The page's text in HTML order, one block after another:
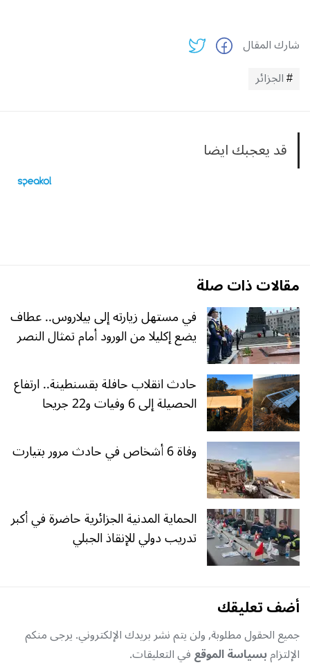
شارك المقال
الجزائر
قد يعجبك ايضا
مقالات ذات صلة
في مستهل زيارته إلى بيلاروس.. عطاف
يضع إكليلا من الورود أمام تمثال النصر
حادث انقلاب حافلة بقسنطينة.. ارتفاع
الحصيلة إلى 6 وفيات و22 جريحا
وفاة 6 أشخاص في حادث مرور بتيارت
الحماية المدنية الجزائرية حاضرة في أكبر
تدريب دولي للإنقاذ الجبلي
أضف تعليقك
جميع الحقول مطلوبة, ولن يتم نشر بريدك الإلكتروني. يرجى منكم
الإلتزامبسياسة الموقعفي التعليقات.